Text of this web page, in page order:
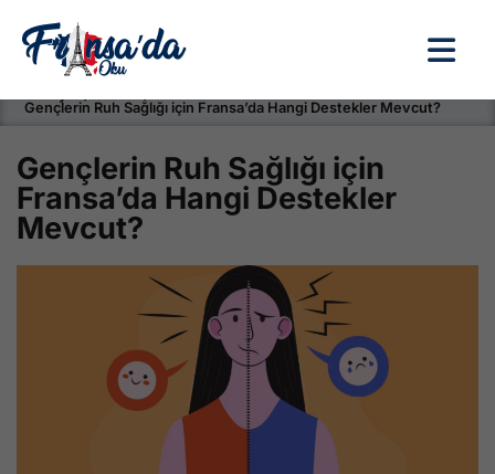
Gençlerin Ruh Sağlığı için Fransa’da Hangi Destekler Mevcut?
Gençlerin Ruh Sağlığı için
Fransa’da Hangi Destekler
Mevcut?